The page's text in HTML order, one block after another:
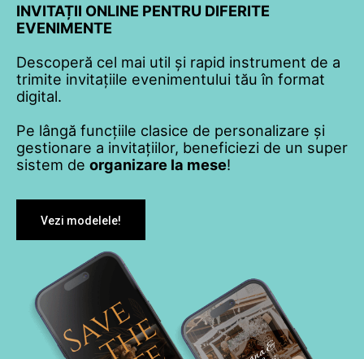
INVITAȚII ONLINE PENTRU DIFERITE
EVENIMENTE
Descoperă cel mai util și rapid instrument de a
trimite invitațiile evenimentului tău în format
digital.
Pe lângă funcțiile clasice de personalizare și
gestionare a invitațiilor, beneficiezi de un super
sistem de organizare la mese!
Vezi modelele!